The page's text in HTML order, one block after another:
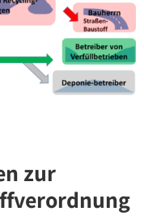
zur